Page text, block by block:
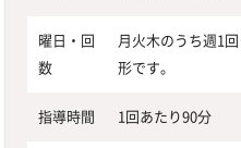
曜日・回
数
月火木のうち週1
形です。
指導時間 1回あたり90分